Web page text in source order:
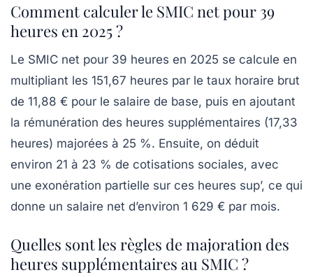
Comment calculer le SMIC net pour 39
heures en 2025 ?
Le SMIC net pour 39 heures en 2025 se calcule en
multipliant les 151,67 heures par le taux horaire brut
de 11,88 € pour le salaire de base, puis en ajoutant
la rémunération des heures supplémentaires (17,33
heures) majorées à 25 %. Ensuite, on déduit
environ 21 à 23 % de cotisations sociales, avec
une exonération partielle sur ces heures sup’, ce qui
donne un salaire net d’environ 1 629 € par mois.
Quelles sont les règles de majoration des
heures supplémentaires au SMIC ?